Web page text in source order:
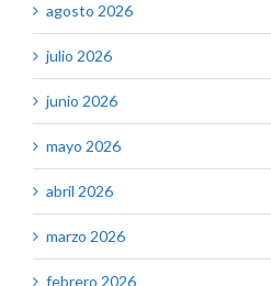
agosto 2026
julio 2026
junio 2026
mayo 2026
abril 2026
marzo 2026
febrero 2026